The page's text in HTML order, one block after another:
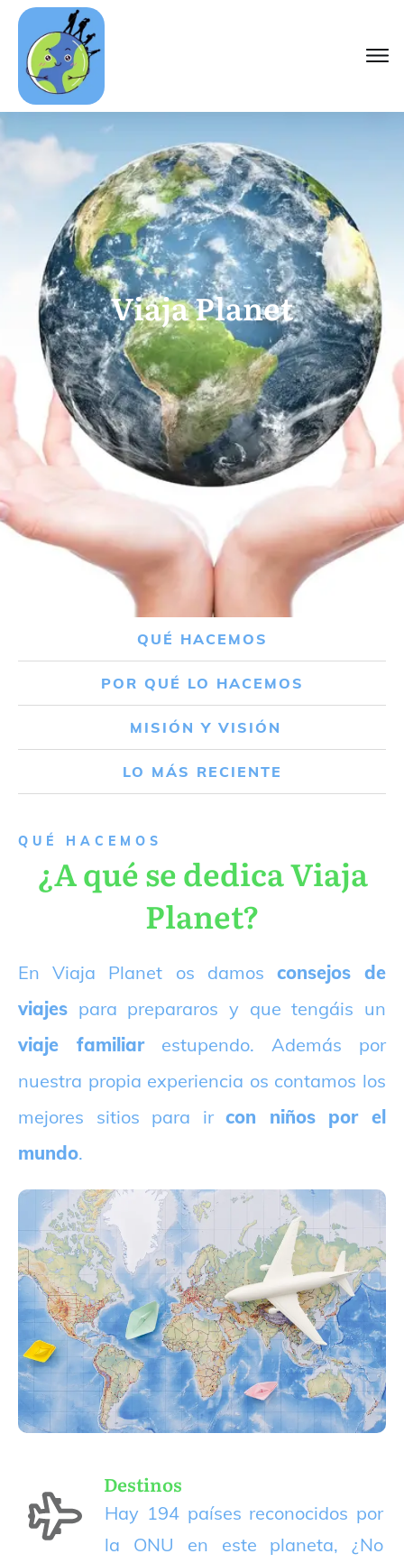
Viaja Planet
QUÉ HACEMOS
POR QUÉ LO HACEMOS
MISIÓN Y VISIÓN
LO MÁS RECIENTE
QUÉ HACEMOS
¿A qué se dedica Viaja
Planet?
En Viaja Planet os damos consejos de
viajes para prepararos y que tengáis un
viaje familiarestupendo. Además por
nuestra propia experiencia os contamos los
mejores sitios para ircon niños por el
mundo.
Destinos
Hay 194 países reconocidos por
la ONU en este planeta, ¿No